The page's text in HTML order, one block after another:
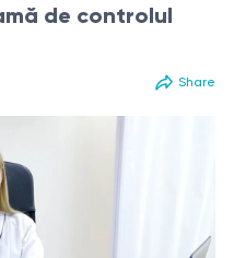
de controlul
Share